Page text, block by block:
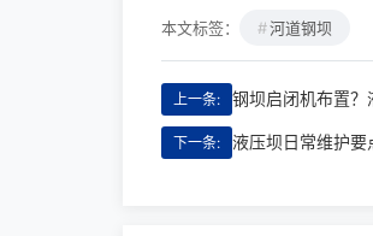
本文标签： 河道钢坝
上一条: 钢坝启闭机布置？
下一条: 液压坝日常维护要